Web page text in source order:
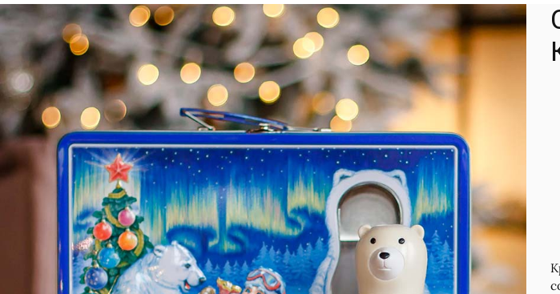
Согласен сполитикой обработки персональных
Согласен сполитикой обработки персональных